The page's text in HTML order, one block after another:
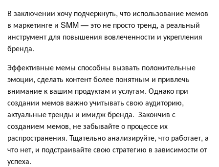
В заключении хочу подчеркнуть, что использование мемов
в маркетинге и SMM — это не просто тренд, а реальный
инструмент для повышения вовлеченности и укрепления
бренда.
Эффективные мемы способны вызвать положительные
эмоции, сделать контент более понятным и привлечь
внимание к вашим продуктам и услугам. Однако при
создании мемов важно учитывать свою аудиторию,
актуальные тренды и имидж бренда. Закончив с
созданием мемов, не забывайте о процессе их
распространения. Тщательно анализируйте, что работает, а
что нет, и подстраивайте свою стратегию в зависимости от
успеха.